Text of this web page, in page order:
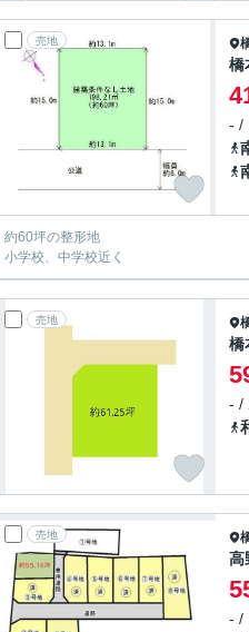
売地
橋
- /
約60坪の整形地
小学校、中学校近く
売地
橋
- /
売地
高
- /